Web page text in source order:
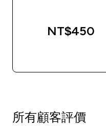
NT$450‎
所有顧客評價